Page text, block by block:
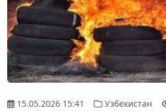
15.05.2026 15:41 Узбекистан